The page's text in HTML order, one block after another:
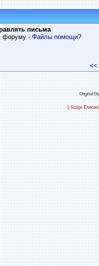
письма
форуму - Файлы помощи?
<<
Original
[ Script